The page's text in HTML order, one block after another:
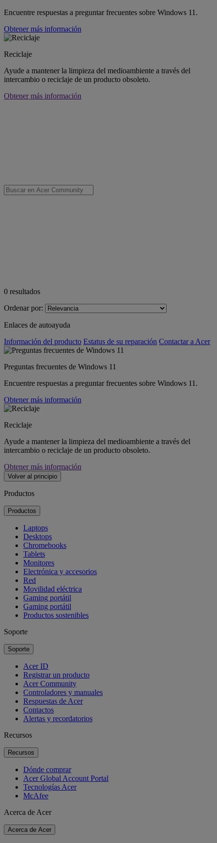
Encuentre respuestas a preguntar frecuentes sobre Windows 11.
Obtener más información
Reciclaje
Ayude a mantener la limpieza del medioambiente a través del
intercambio o reciclaje de un producto obsoleto.
Obtener más información
0 resultados
Ordenar por:
Enlaces de autoayuda
Información del producto Estatus de su reparación Contactar a Acer
Preguntas frecuentes de Windows 11
Encuentre respuestas a preguntar frecuentes sobre Windows 11.
Obtener más información
Reciclaje
Ayude a mantener la limpieza del medioambiente a través del
intercambio o reciclaje de un producto obsoleto.
Obtener más información
Volver al principio
Productos
Productos
Laptops
Desktops
Chromebooks
Tablets
Monitores
Electrónica y accesorios
Red
Movilidad eléctrica
Gaming portátil
Gaming portátil
Productos sostenibles
Soporte
Soporte
Acer ID
Registrar un producto
Acer Community
Controladores y manuales
Respuestas de Acer
Contactos
Alertas y recordatorios
Recursos
Recursos
Dónde comprar
Acer Global Account Portal
Tecnologías Acer
McAfee
Acerca de Acer
Acerca de Acer